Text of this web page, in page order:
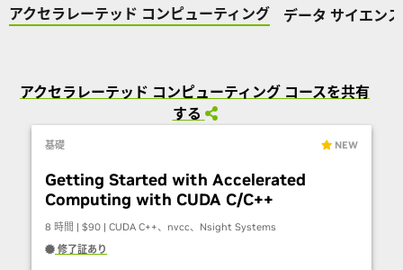
アクセラレーテッド コンピューティング データ サイエンス
アクセラレーテッド コンピューティング コースを共有
する
基礎 NEW
Getting Started with Accelerated
Computing with CUDA C/C++
8 時間 | $90 | CUDA C++、nvcc、Nsight Systems
修了証あり